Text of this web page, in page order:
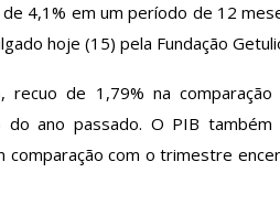
4,1% em um período de 12
hoje (15) pela Fundação
de 1,79% na
do ano passado. O PIB
comparação com o trimestre
De Benefícios ASSECOR
Dezenas De Escolas De
Idiomas Com Condições…